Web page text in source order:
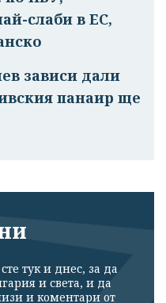
слаби в ЕС,
зависи дали
панаир ще
тук и днес, за да
и света, и да
и коментари от